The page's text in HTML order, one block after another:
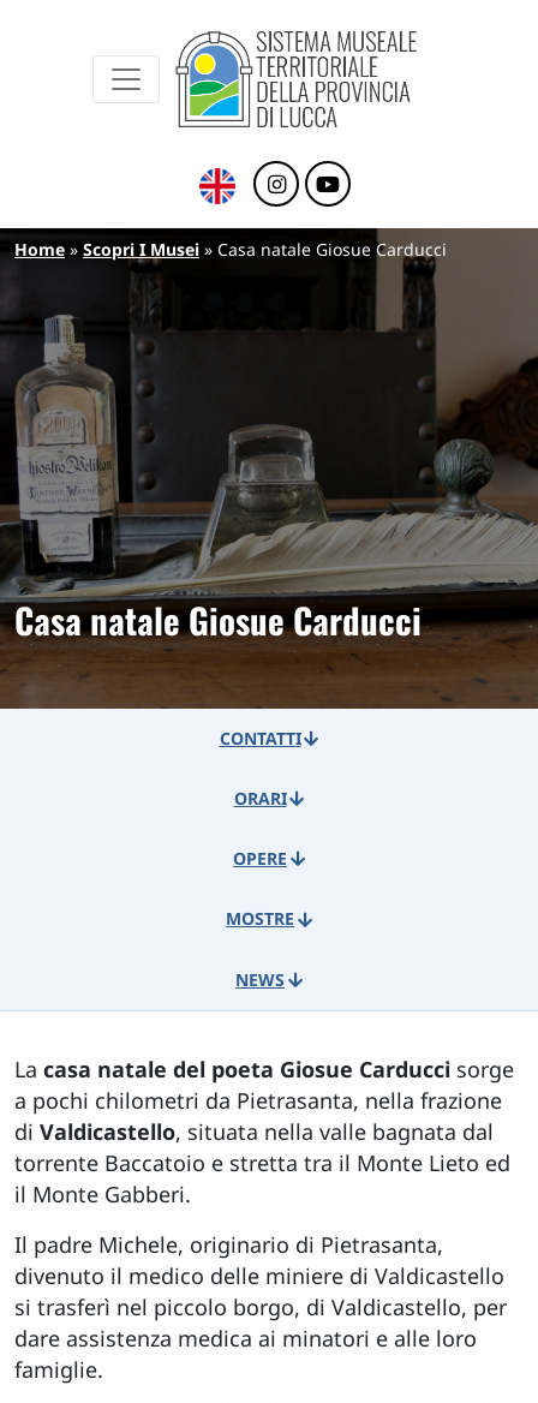
Sistema Museale Territoriale della
Briciole di pane
Home Scopri I Musei Casa natale Giosue Carducci
Casa natale Giosue Carducci
CONTATTI
ORARI
OPERE
MOSTRE
NEWS
La casa natale del poeta Giosue Carducci sorge
a pochi chilometri da Pietrasanta, nella frazione
di Valdicastello, situata nella valle bagnata dal
torrente Baccatoio e stretta tra il Monte Lieto ed
il Monte Gabberi.
Il padre Michele, originario di Pietrasanta,
divenuto il medico delle miniere di Valdicastello
si trasferì nel piccolo borgo, di Valdicastello, per
dare assistenza medica ai minatori e alle loro
famiglie.